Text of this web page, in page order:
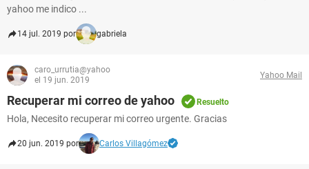
yahoo me indico ...
14 jul. 2019 por gabriela
caro_urrutia@yahoo
el 19 jun. 2019
Yahoo Mail
Recuperar mi correo de yahoo Resuelto
Hola, Necesito recuperar mi correo urgente. Gracias
20 jun. 2019 por Carlos Villagómez